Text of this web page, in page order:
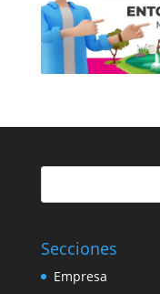
Secciones
Empresa